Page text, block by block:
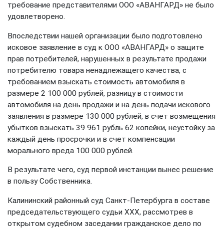
требование представителями ООО «АВАНГАРД» не было
удовлетворено.
Впоследствии нашей организации было подготовлено
исковое заявление в суд к ООО «АВАНГАРД» о защите
прав потребителей, нарушенных в результате продажи
потребителю товара ненадлежащего качества, с
требованием взыскать стоимость автомобиля в
размере 2 100 000 рублей, разницу в стоимости
автомобиля на день продажи и на день подачи искового
заявления в размере 130 000 рублей, в счет возмещения
убытков взыскать 39 961 рубль 62 копейки, неустойку за
каждый день просрочки и в счет компенсации
морального вреда 100 000 рублей.
В результате чего, суд первой инстанции вынес решение
в пользу Собственника.
Калининский районный суд Санкт-Петербурга в составе
председательствующего судьи XXX, рассмотрев в
открытом судебном заседании гражданское дело по